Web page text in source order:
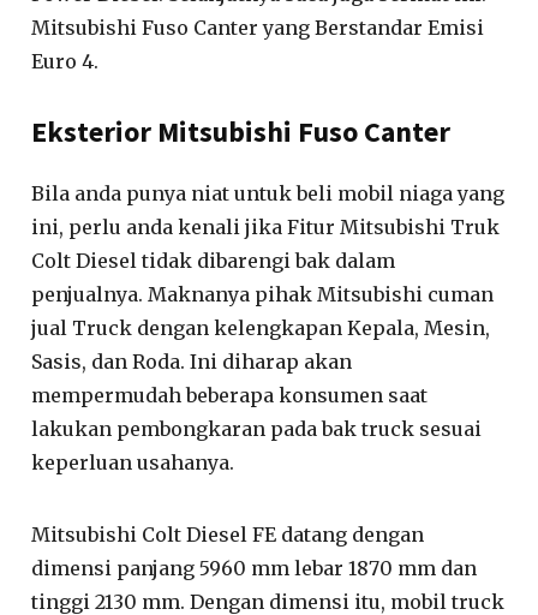
Mitsubishi Fuso Canter yang Berstandar Emisi
Euro 4.
Eksterior Mitsubishi Fuso Canter
Bila anda punya niat untuk beli mobil niaga yang
ini, perlu anda kenali jika Fitur Mitsubishi Truk
Colt Diesel tidak dibarengi bak dalam
penjualnya. Maknanya pihak Mitsubishi cuman
jual Truck dengan kelengkapan Kepala, Mesin,
Sasis, dan Roda. Ini diharap akan
mempermudah beberapa konsumen saat
lakukan pembongkaran pada bak truck sesuai
keperluan usahanya.
Mitsubishi Colt Diesel FE datang dengan
dimensi panjang 5960 mm lebar 1870 mm dan
tinggi 2130 mm. Dengan dimensi itu, mobil truck